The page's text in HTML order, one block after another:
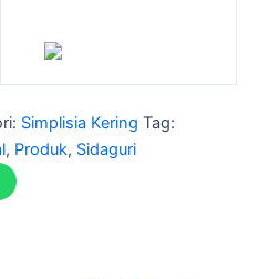
Simplisia Kering Tag:
, Produk, Sidaguri